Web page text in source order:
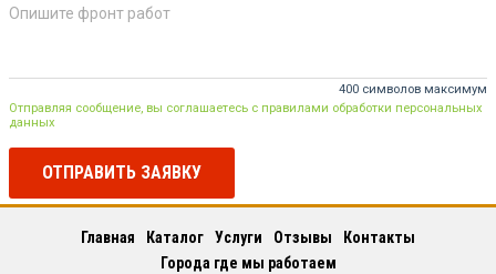
400 символов максимум
Отправляя сообщение, вы соглашаетесь с правилами обработки персональных
данных
ОТПРАВИТЬ ЗАЯВКУ
Главная Каталог Услуги Отзывы
Контакты
Города где мы работаем